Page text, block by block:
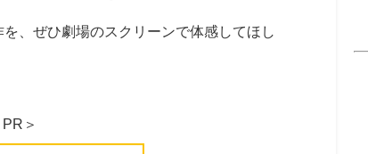
、ぜひ劇場のスクリーンで体感してほし
PR＞